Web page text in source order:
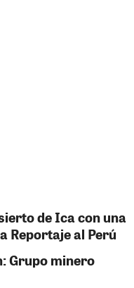
de Ica con una
Reportaje al Perú
Grupo minero